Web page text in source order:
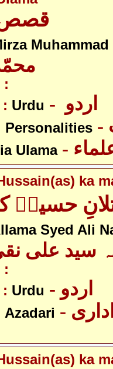
:
Urdu
Personalities
Ulama
ka
حسینؑ
Syed Ali
سید علی
:
Urdu - اردو
Azadari
ka